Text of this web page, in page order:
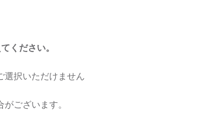
ください。
選択いただけません
ございます。